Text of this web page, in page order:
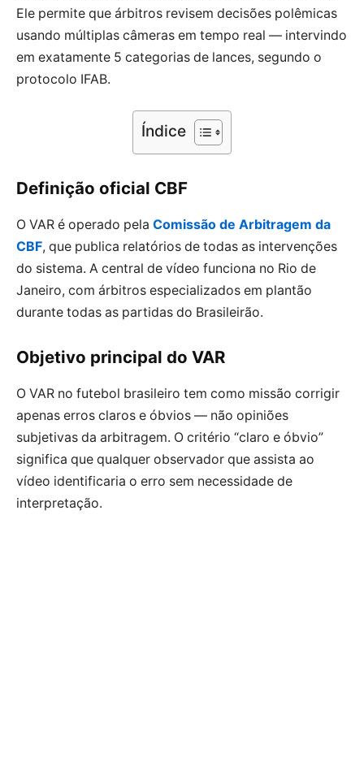
Ele permite que árbitros revisem decisões polêmicas
usando múltiplas câmeras em tempo real — intervindo
em exatamente 5 categorias de lances, segundo o
protocolo IFAB.
Índice
Definição oficial CBF
O VAR é operado pela Comissão de Arbitragem da
CBF, que publica relatórios de todas as intervenções
do sistema. A central de vídeo funciona no Rio de
Janeiro, com árbitros especializados em plantão
durante todas as partidas do Brasileirão.
Objetivo principal do VAR
O VAR no futebol brasileiro tem como missão corrigir
apenas erros claros e óbvios — não opiniões
subjetivas da arbitragem. O critério “claro e óbvio”
significa que qualquer observador que assista ao
vídeo identificaria o erro sem necessidade de
interpretação.